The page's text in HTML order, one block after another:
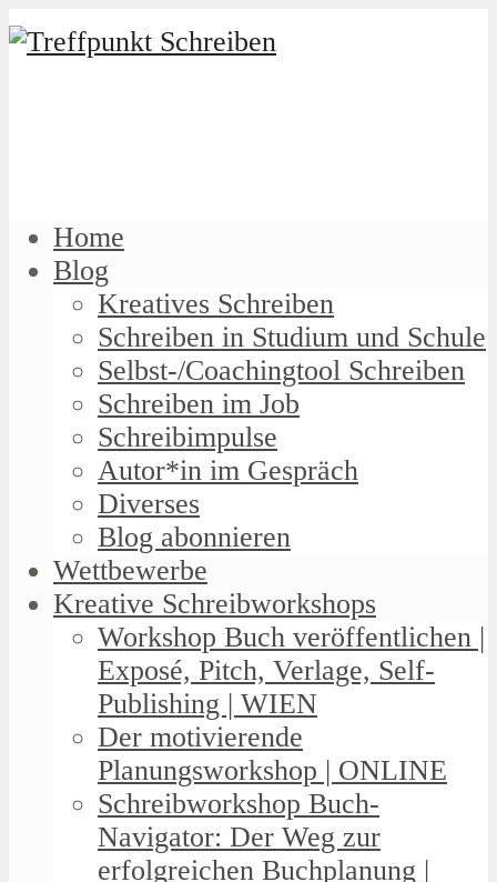
Home
Blog
Kreatives Schreiben
Schreiben in Studium und Schule
Selbst-/Coachingtool Schreiben
Schreiben im Job
Schreibimpulse
Autor*in im Gespräch
Diverses
Blog abonnieren
Wettbewerbe
Kreative Schreibworkshops
Workshop Buch veröffentlichen |
Exposé, Pitch, Verlage, Self-
Publishing | WIEN
Der motivierende
Planungsworkshop | ONLINE
Schreibworkshop Buch-
Navigator: Der Weg zur
erfolgreichen Buchplanung |